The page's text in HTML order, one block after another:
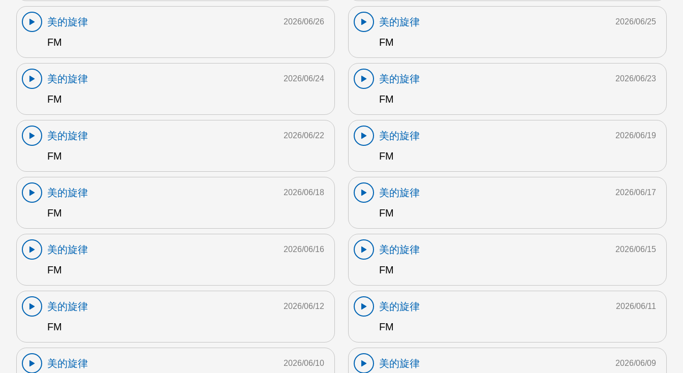
美的旋律
FM
2026/06/26
美的旋律
FM
2026/06/25
美的旋律
FM
2026/06/24
美的旋律
FM
2026/06/23
美的旋律
FM
2026/06/22
美的旋律
FM
2026/06/19
美的旋律
FM
2026/06/18
美的旋律
FM
2026/06/17
美的旋律
FM
2026/06/16
美的旋律
FM
2026/06/15
美的旋律
FM
2026/06/12
美的旋律
FM
2026/06/11
美的旋律 2026/06/10 美的旋律 2026/06/09